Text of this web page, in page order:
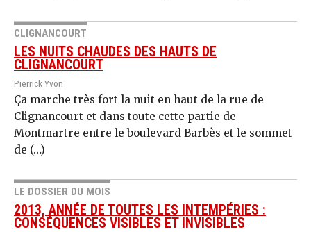
CLIGNANCOURT
LES NUITS CHAUDES DES HAUTS DE
CLIGNANCOURT
Pierrick Yvon
Ça marche très fort la nuit en haut de la rue de
Clignancourt et dans toute cette partie de
Montmartre entre le boulevard Barbès et le sommet
de (…)
LE DOSSIER DU MOIS
2013, ANNÉE DE TOUTES LES INTEMPÉRIES :
CONSÉQUENCES VISIBLES ET INVISIBLES